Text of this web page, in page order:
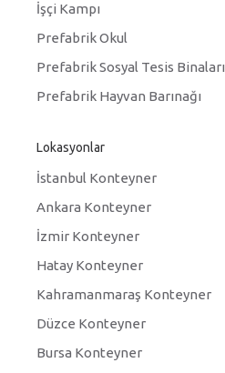
İşçi Kampı
Prefabrik Okul
Prefabrik Sosyal Tesis Binaları
Prefabrik Hayvan Barınağı
Lokasyonlar
İstanbul Konteyner
Ankara Konteyner
İzmir Konteyner
Hatay Konteyner
Kahramanmaraş Konteyner
Düzce Konteyner
Bursa Konteyner